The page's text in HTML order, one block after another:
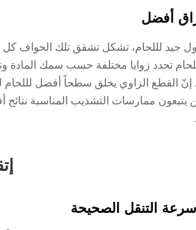
أفضل
جيد لللحام، تشكل تشقق تلك الحواف
تحدد زوايا مختلفة حسب سمك المادة
إنّ القطع الزاوي يخلق سطحاً أفضل لللحام
يتبعون ممارسات التشذيب المناسبة
التنقل الصحيحة